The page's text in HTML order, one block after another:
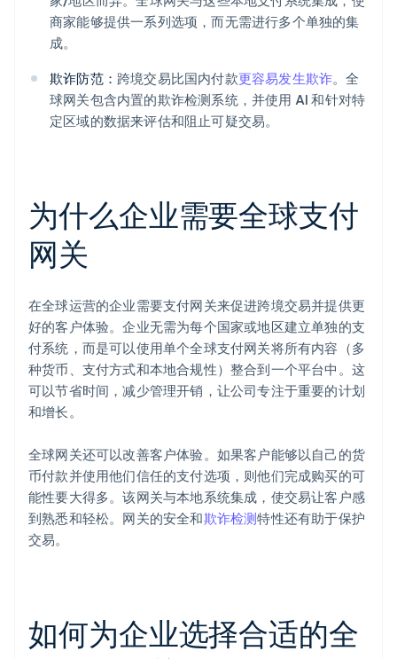
商家能够提供一系列选项，而无需进行多个单独的集
成。
欺诈防范： 跨境交易比国内付款更容易发生欺诈。全
球网关包含内置的欺诈检测系统，并使用 AI 和针对特
定区域的数据来评估和阻止可疑交易。
为什么企业需要全球支付
网关
在全球运营的企业需要支付网关来促进跨境交易并提供更
好的客户体验。企业无需为每个国家或地区建立单独的支
付系统，而是可以使用单个全球支付网关将所有内容（多
种货币、支付方式和本地合规性）整合到一个平台中。这
可以节省时间，减少管理开销，让公司专注于重要的计划
和增长。
全球网关还可以改善客户体验。如果客户能够以自己的货
币付款并使用他们信任的支付选项，则他们完成购买的可
能性要大得多。该网关与本地系统集成，使交易让客户感
到熟悉和轻松。网关的安全和欺诈检测特性还有助于保护
交易。
如何为企业选择合适的全